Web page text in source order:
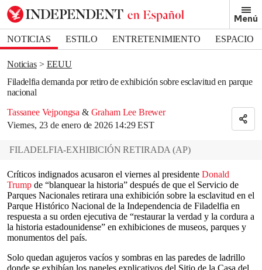
Menú
NOTICIAS ESTILO ENTRETENIMIENTO
ESPACIO
DEPORTES
Noticias
EEUU
Filadelfia demanda por retiro de exhibición sobre esclavitud en parque
nacional
Tassanee Vejpongsa & Graham Lee Brewer
Viernes, 23 de enero de 2026 14:29 EST
Bookmark popover
Removed from bookmarks
Close popover
FILADELFIA-EXHIBICIÓN RETIRADA (AP)
Críticos indignados acusaron el viernes al presidente Donald
Trump de “blanquear la historia” después de que el Servicio de
Parques Nacionales retirara una exhibición sobre la esclavitud en el
Parque Histórico Nacional de la Independencia de Filadelfia en
respuesta a su orden ejecutiva de “restaurar la verdad y la cordura a
la historia estadounidense” en exhibiciones de museos, parques y
monumentos del país.
Solo quedan agujeros vacíos y sombras en las paredes de ladrillo
donde se exhibían los paneles explicativos del Sitio de la Casa del